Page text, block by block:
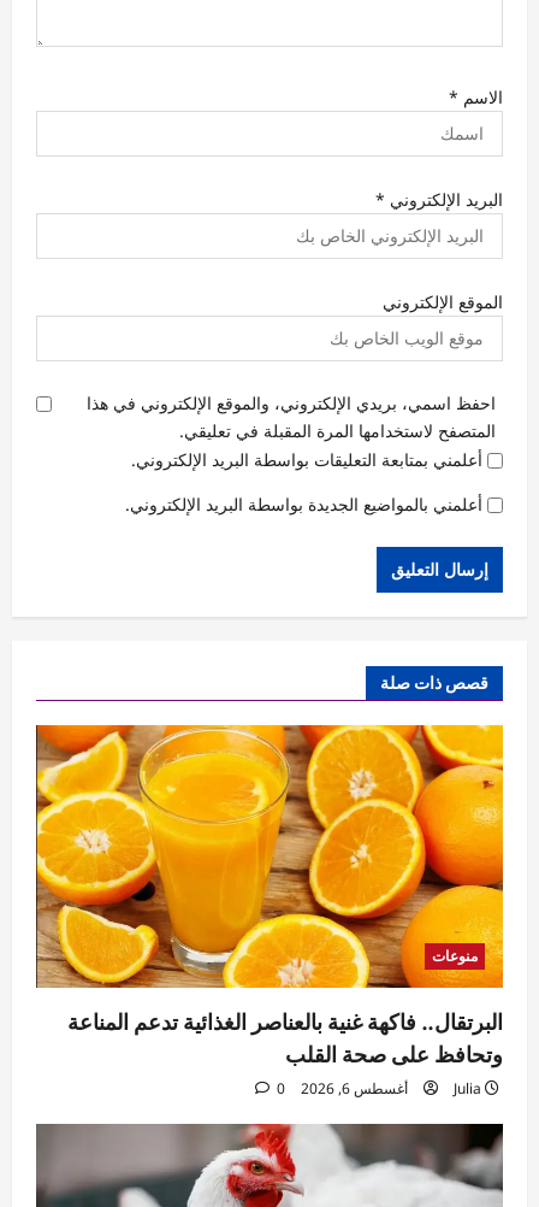
الاسم *
البريد الإلكتروني *
الموقع الإلكتروني
احفظ اسمي، بريدي الإلكتروني، والموقع الإلكتروني في هذا
المتصفح لاستخدامها المرة المقبلة في تعليقي.
أعلمني بمتابعة التعليقات بواسطة البريد الإلكتروني.
أعلمني بالمواضيع الجديدة بواسطة البريد الإلكتروني.
قصص ذات صلة
منوعات
البرتقال.. فاكهة غنية بالعناصر الغذائية تدعم المناعة
وتحافظ على صحة القلب
Julia أغسطس 6, 2026 0